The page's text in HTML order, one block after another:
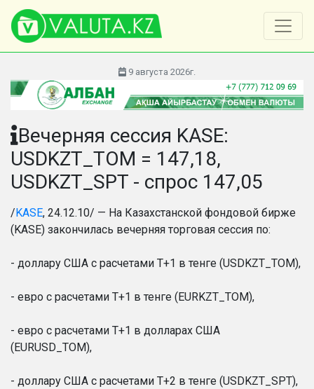
9 августа 2026г.
Вечерняя сессия KASE:
USDKZT_TOM = 147,18,
USDKZT_SPT - спрос 147,05
/ KASE, 24.12.10/ — На Казахстанской фондовой бирже
(KASE) закончилась вечерняя торговая сессия по:
- доллару США с расчетами Т+1 в тенге (USDKZT_TOM),
- евро с расчетами Т+1 в тенге (EURKZT_TOM),
- евро с расчетами Т+1 в долларах США
(EURUSD_TOM),
- доллару США с расчетами Т+2 в тенге (USDKZT_SPT),